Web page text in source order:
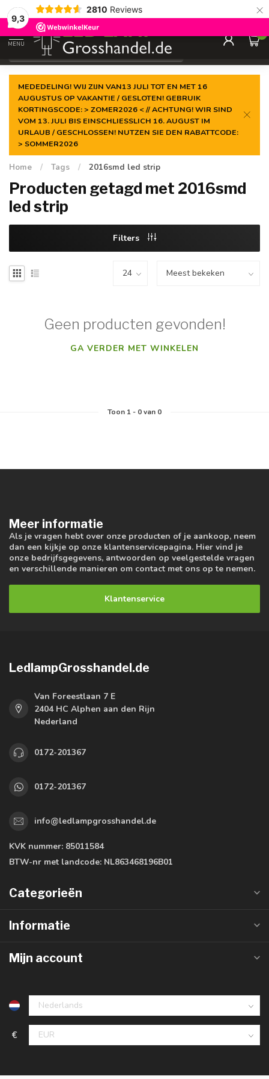
9,3
2810 Reviews ×
Gegarandeerde delaagste prijs
MENU
0
MEDEDELING! WIJ ZIJN VAN13 JULI TOT EN MET 16
AUGUSTUS OP VAKANTIE / GESLOTEN! GEBRUIK
KORTINGSCODE: > ZOMER2026 < // ACHTUNG! WIR SIND
VOM 13. JULI BIS EINSCHLIESSLICH 16. AUGUST IM
URLAUB / GESCHLOSSEN! NUTZEN SIE DEN RABATTCODE:
> SOMMER2026
Home / Tags / 2016smd led strip
Producten getagd met 2016smd
led strip
Filters
Geen producten gevonden!
GA VERDER MET WINKELEN
Toon 1- 0van 0
Meer informatie
Als je vragen hebt over onze producten of je aankoop, neem
dan een kijkje op onze klantenservicepagina. Hier vind je
onze bedrijfsgegevens, antwoorden op veelgestelde vragen
en verschillende manieren om contact met ons op te nemen.
Klantenservice
LedlampGrosshandel.de
Van Foreestlaan 7 E
2404 HC Alphen aan den Rijn
Nederland
0172-201367
0172-201367
info@ledlampgrosshandel.de
KVK nummer: 85011584
BTW-nr met landcode: NL863468196B01
Categorieën
Informatie
Mijn account
€